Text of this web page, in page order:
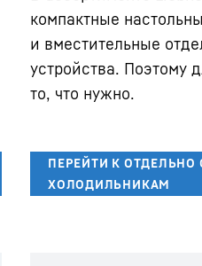
компактные
и вместительные
устройства. Поэтому
то, что нужно.